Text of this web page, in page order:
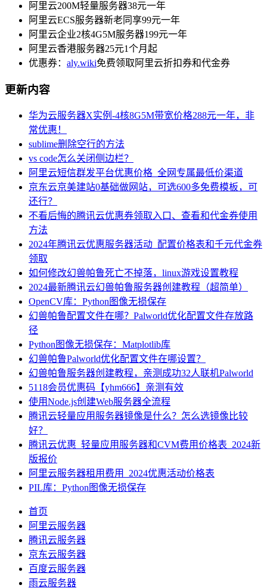
阿里云200M轻量服务器38元一年
阿里云ECS服务器新老同享99元一年
阿里云企业2核4G5M服务器199元一年
阿里云香港服务器25元1个月起
优惠券： aly.wiki免费领取阿里云折扣券和代金券
更新内容
华为云服务器X实例-4核8G5M带宽价格288元一年，非
常优惠！
sublime删除空行的方法
vs code怎么关闭侧边栏？
阿里云短信群发平台优惠价格_全网专属最低价渠道
京东云京美建站0基础做网站，可选600多免费模板，可
还行？
不看后悔的腾讯云优惠券领取入口、查看和代金券使用
方法
2024年腾讯云优惠服务器活动_配置价格表和千元代金券
领取
如何修改幻兽帕鲁死亡不掉落，linux游戏设置教程
2024最新腾讯云幻兽帕鲁服务器创建教程（超简单）
OpenCV库：Python图像无损保存
幻兽帕鲁配置文件在哪？Palworld优化配置文件存放路
径
Python图像无损保存：Matplotlib库
幻兽帕鲁Palworld优化配置文件在哪设置？
幻兽帕鲁服务器创建教程，亲测成功32人联机Palworld
5118会员优惠码【yhm666】亲测有效
使用Node.js创建Web服务器全流程
腾讯云轻量应用服务器镜像是什么？怎么选镜像比较
好？
腾讯云优惠_轻量应用服务器和CVM费用价格表_2024新
版报价
阿里云服务器租用费用_2024优惠活动价格表
PIL库：Python图像无损保存
首页
阿里云服务器
腾讯云服务器
京东云服务器
百度云服务器
雨云服务器